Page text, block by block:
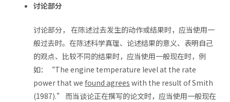
讨论部分
讨论部分， 在陈述过去发生的动作或结果时，应当使用一
般过去时。在陈述科学真理、论述结果的意义、表明自己
的观点、比较不同的结果时，应当使用一般现在时，例
如：“The engine temperature level at the rate
power that we found agrees with the result of Smith
(1987).” 而当谈论正在撰写的论文时，应当使用一般现在